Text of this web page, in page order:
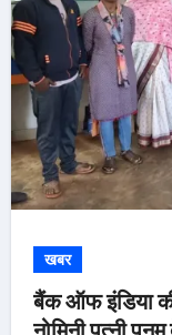
खबर
बैंक ऑफ इंडिया